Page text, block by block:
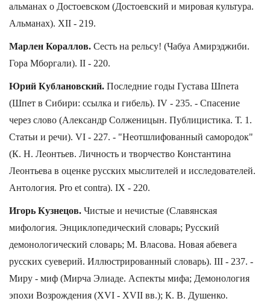
альманах о Достоевском (Достоевский и мировая культура.
Альманах). XII - 219.
Марлен Кораллов. Сесть на рельсу! (Чабуа Амирэджиби.
Гора Мборгали). II - 220.
Юрий Кублановский. Последние годы Густава Шпета
(Шпет в Сибири: ссылка и гибель). IV - 235. - Спасение
через слово (Александр Солженицын. Публицистика. Т. 1.
Статьи и речи). VI - 227. - "Неотшлифованный самородок"
(К. Н. Леонтьев. Личность и творчество Константина
Леонтьева в оценке русских мыслителей и исследователей.
Антология. Pro et contra). IX - 220.
Игорь Кузнецов. Чистые и нечистые (Славянская
мифология. Энциклопедический словарь; Русский
демонологический словарь; М. Власова. Новая абевега
русских суеверий. Иллюстрированный словарь). III - 237. -
Миру - миф (Мирча Элиаде. Аспекты мифа; Демонология
эпохи Возрождения (XVI - XVII вв.); К. В. Душенко.